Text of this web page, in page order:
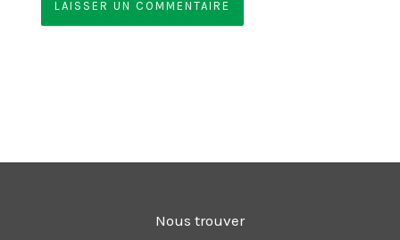
Nous trouver